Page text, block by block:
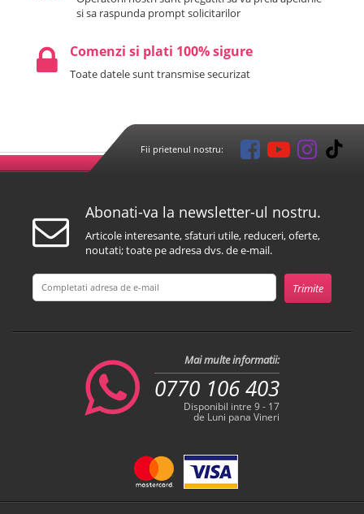
si sa raspunda prompt solicitarilor
Comenzi si plati 100% sigure
Toate datele sunt transmise securizat
Fii prietenul nostru:
Abonati-va la newsletter-ul nostru.
Articole interesante, sfaturi utile, reduceri, oferte,
noutati; toate pe adresa dvs. de e-mail.
Mai multe informatii:
0770 106 403
Disponibil intre 9 - 17
de Luni pana Vineri